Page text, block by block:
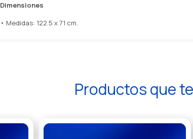
Dimensiones
• Medidas: 122.5 x 71 cm.
Productos que